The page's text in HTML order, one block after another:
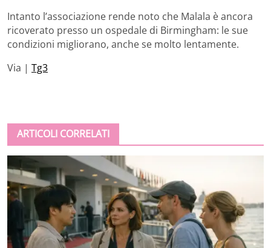
Intanto l’associazione rende noto che Malala è ancora
ricoverato presso un ospedale di Birmingham: le sue
condizioni migliorano, anche se molto lentamente.
Via | Tg3
ARTICOLI CORRELATI